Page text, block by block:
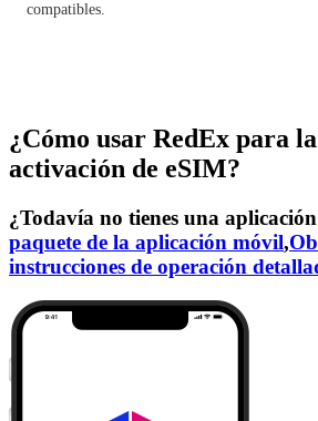
compatibles.
¿Cómo usar RedEx para
activación de eSIM?
¿Todavía no tienes una
paquete de la aplicación móvil,
instrucciones de operación